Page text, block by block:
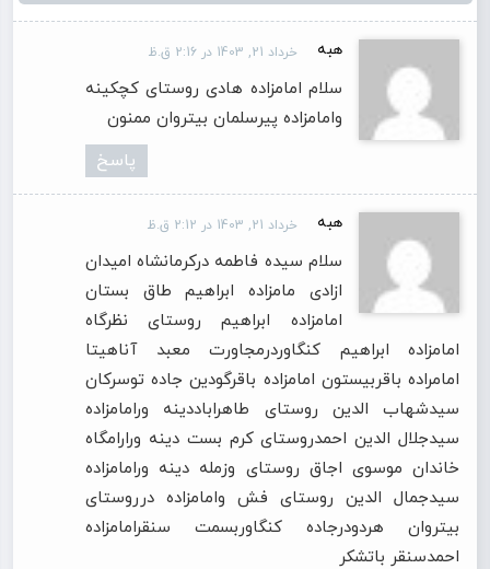
هبه خرداد 21, 1403 در 2:16 ق.ظ
سلام امامزاده هادی روستای کچکینه
وامامزاده پیرسلمان بیتروان ممنون
پاسخ
هبه خرداد 21, 1403 در 2:12 ق.ظ
سلام سیده فاطمه درکرمانشاه امیدان
ازادی مامزاده ابراهیم طاق بستان
امامزاده ابراهیم روستای نظرگاه
امامزاده ابراهیم کنگاوردرمجاورت معبد آناهيتا
امامراده باقربیستون امامزاده باقرگودین جاده توسرکان
سیدشهاب الدین روستای طاهراباددینه ورامامزاده
سیدجلال الدین احمدروستای کرم بست دینه ورارامگاه
خاندان موسوی اجاق روستای وزمله دینه ورامامزاده
سیدجمال الدین روستای فش وامامزاده درروستای
بیتروان هردودرجاده کنگاوربسمت سنقرامامزاده
احمدسنقر باتشكر